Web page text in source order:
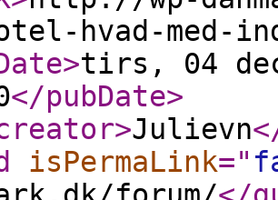
hvad-med-
>tirs, 04
</pubDate>
>Julievn
isPermaLink="